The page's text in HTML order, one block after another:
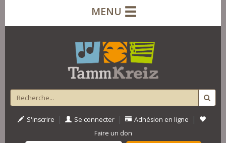
MENU
S'inscrire | Se connecter | Adhésion en ligne |
Faire un don